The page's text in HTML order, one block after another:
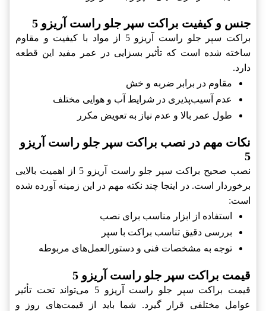
جنس و کیفیت براکت سپر جلو راست آریزو 5
براکت سپر جلو راست آریزو 5 از مواد با کیفیت و مقاوم
ساخته شده است که تأثیر بسزایی در عمر مفید این قطعه
دارد.
مقاوم در برابر ضربه و خش
عدم آسیب‌پذیری در شرایط آب و هوایی مختلف
طول عمر بالا و عدم نیاز به تعویض مکرر
نکات مهم در نصب براکت سپر جلو راست آریزو
5
نصب صحیح براکت سپر جلو راست آریزو 5 از اهمیت بالایی
برخوردار است. در اینجا چند نکته مهم در این زمینه آورده شده
است:
استفاده از ابزار مناسب برای نصب
بررسی دقیق تناسب براکت با سپر
توجه به مشخصات فنی و دستورالعمل‌های مربوطه
قیمت براکت سپر جلو راست آریزو 5
قیمت براکت سپر جلو راست آریزو 5 می‌تواند تحت تأثیر
عوامل مختلفی قرار گیرد. شما باید از قیمت‌های روز و